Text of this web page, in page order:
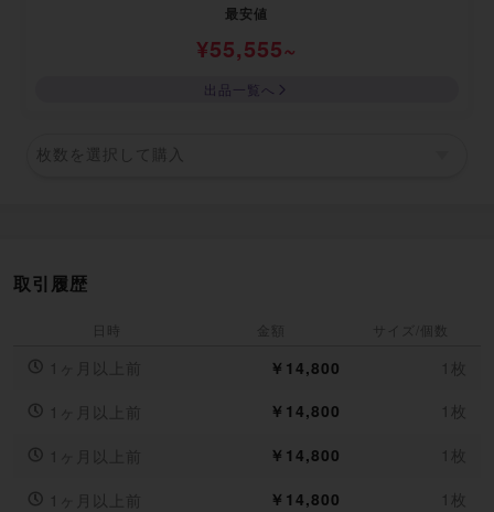
最安値
¥55,555~
出品一覧へ
枚数を選択して購入
取引履歴
日時 金額 サイズ/個数
1ヶ月以上前 ￥14,800
1枚
1ヶ月以上前
￥14,800 1枚
1ヶ月以上前 ￥14,800 1枚
1ヶ月以上前 ￥14,800 1枚